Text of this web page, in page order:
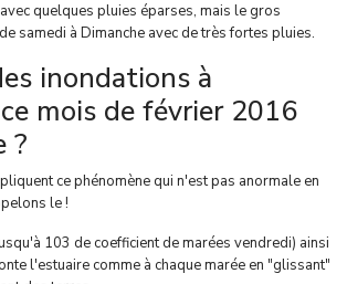
quelques pluies éparses, mais le gros
samedi à Dimanche avec de très fortes pluies.
inondations à
mois de février 2016
?
ce phénomène qui n'est pas anormale en
le !
103 de coefficient de marées vendredi) ainsi
l'estuaire comme à chaque marée en "glissant"